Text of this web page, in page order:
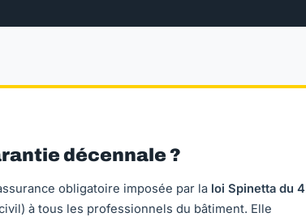
décennale ?
obligatoire imposée par la loi Spinetta du 4
à tous les professionnels du bâtiment. Elle